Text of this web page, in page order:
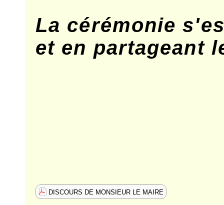
La cérémonie
et en partageant
DISCOURS DE MONSIEUR LE MAIRE